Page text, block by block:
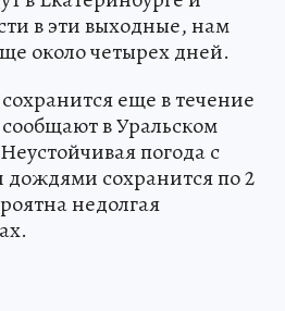
в эти выходные, нам
около четырех дней.
еще в течение
в Уральском
погода с
сохранится по 2
недолгая